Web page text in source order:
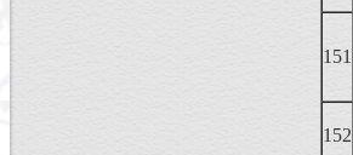
151
152